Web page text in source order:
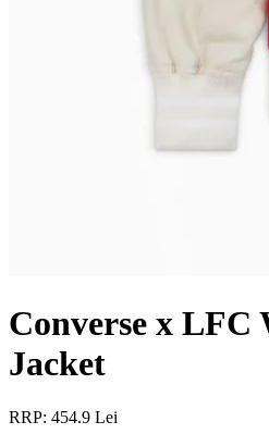
Converse x LFC
Jacket
RRP: 454.9 Lei